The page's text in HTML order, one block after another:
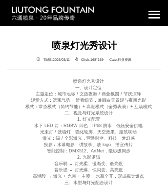
喷泉灯光秀设计
TIME:2026/03/11 Click.168°169 Cate.行业资讯
喷泉灯光秀设计
一、设计定位
主题定位：城市地标 / 文旅夜游 / 商业氛围 / 节庆演绎
观赏方式：远观气势 + 近看细节，兼顾白天景观与夜间光影
模式：常态模式（简约节能）+ 高潮模式（全秀表演）+ 互动模式
二、视觉与灯光系统设计
1. 灯光配置
水下 LED 灯：RGBW 四色，IP68 防水，低压安全供电
光束灯 / 洗墙灯：强化轮廓、天空效果、建筑联动
激光：绿 / 全彩激光，营造时空、科技、梦幻感
投影 / 水幕电影：讲故事、放 logo、播宣传片
智能控制：DMX512、ArtNet，毫秒级同步
2. 光影逻辑
音乐弱 → 灯光柔、慢渐变、低亮度
音乐强 → 灯光爆、快闪变、高亮度
高潮段 → 激光 + 光束 + 主喷 + 水幕全开，形成视觉爆点
三、水型与灯光配合设计